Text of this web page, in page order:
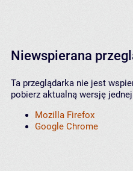
Niewspierana
Ta przeglądarka nie jest
pobierz aktualną wersję
Mozilla Firefox
Google Chrome